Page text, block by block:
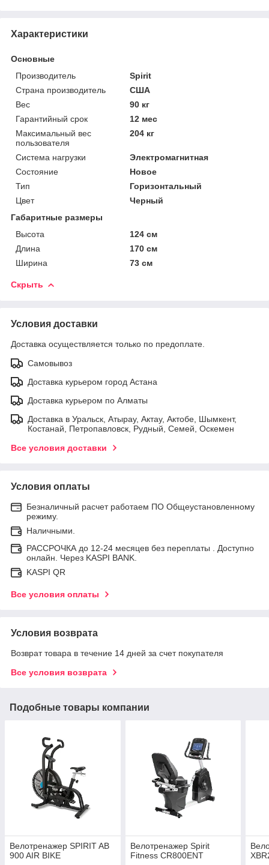
Характеристики
Основные
Производитель
Spirit
Страна производитель
США
Вес
90 кг
Гарантийный срок
12 мес
Максимальный вес
пользователя
204 кг
Система нагрузки
Электромагнитная
Состояние
Новое
Тип
Горизонтальный
Цвет
Черный
Габаритные размеры
Высота
124 см
Длина
170 см
Ширина
73 см
Скрыть
Условия доставки
Доставка осуществляется только по предоплате.
Самовывоз
Доставка курьером город Астана
Доставка курьером по Алматы
Доставка в Уральск, Атырау, Актау, Актобе, Шымкент,
Костанай, Петропавловск, Рудный, Семей, Оскемен
Все условия доставки
Условия оплаты
Безналичный расчет работаем ПО Общеустановленному
режиму.
Наличными.
РАССРОЧКА до 12-24 месяцев без переплаты . Доступно
онлайн. Через KASPI BANK.
KASPI QR
Все условия оплаты
Условия возврата
Возврат товара в течение 14 дней за счет покупателя
Все условия возврата
Подобные товары компании
Велотренажер SPIRIT AB
900 AIR BIKE
Велотренажер Spirit
Fitness CR800ENT